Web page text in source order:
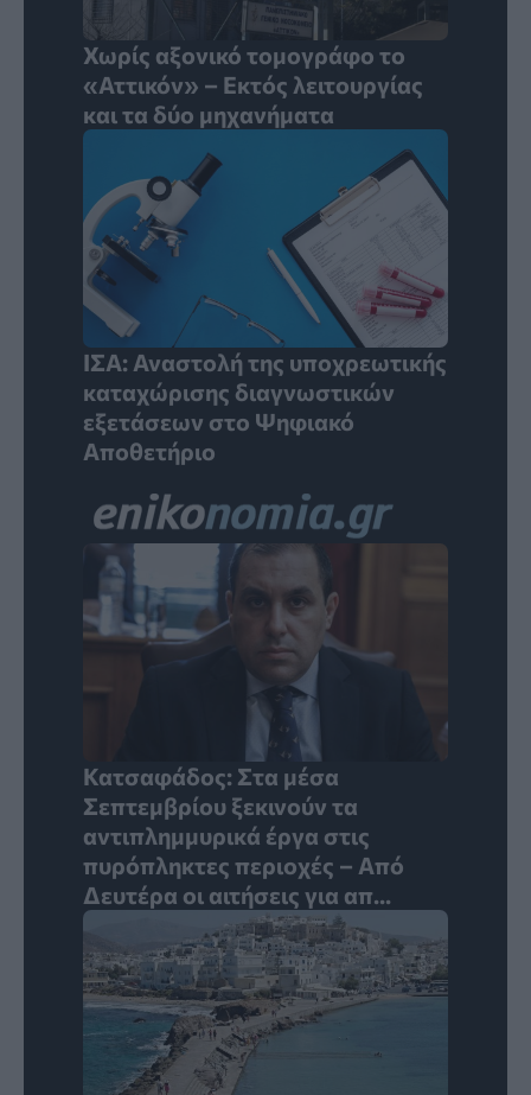
Χωρίς αξονικό τομογράφο το
«Αττικόν» – Εκτός λειτουργίας
και τα δύο μηχανήματα
ΙΣΑ: Αναστολή της υποχρεωτικής
καταχώρισης διαγνωστικών
εξετάσεων στο Ψηφιακό
Αποθετήριο
Κατσαφάδος: Στα μέσα
Σεπτεμβρίου ξεκινούν τα
αντιπλημμυρικά έργα στις
πυρόπληκτες περιοχές – Από
Δευτέρα οι αιτήσεις για απ...